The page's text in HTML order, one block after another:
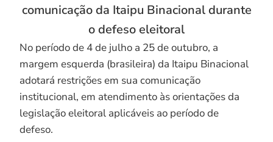
comunicação da Itaipu Binacional durante
o defeso eleitoral
No período de 4 de julho a 25 de outubro, a
margem esquerda (brasileira) da Itaipu Binacional
adotará restrições em sua comunicação
institucional, em atendimento às orientações da
legislação eleitoral aplicáveis ao período de
defeso.